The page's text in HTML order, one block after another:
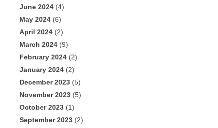
June 2024 (4)
May 2024 (6)
April 2024 (2)
March 2024 (9)
February 2024 (2)
January 2024 (2)
December 2023 (5)
November 2023 (5)
October 2023 (1)
September 2023 (2)